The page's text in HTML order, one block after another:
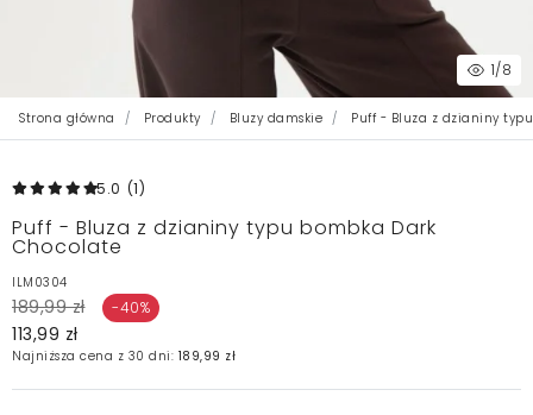
1/8
Strona główna Produkty Bluzy damskie Puff - Bluza z dzianiny
5.0 (1)
Puff - Bluza z dzianiny typu bombka Dark
Chocolate
ILM0304
189,99 zł -40%
113,99 zł
Najniższa cena z 30 dni: 189,99 zł